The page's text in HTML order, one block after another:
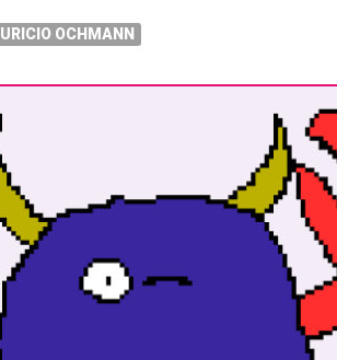
OCHMANN